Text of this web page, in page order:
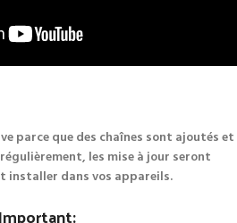
parce que des chaînes sont ajoutés et
les mise à jour seront
installer dans vos appareils.
Important: